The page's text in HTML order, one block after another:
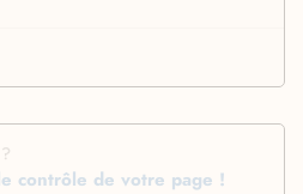
contrôle de votre page !